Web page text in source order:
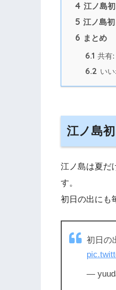
4 江ノ島
5 江ノ島
6 まとめ
6.1 共有:
6.2 い
江ノ島
江ノ島は夏だ
す。
初日の出にも
初日の
—